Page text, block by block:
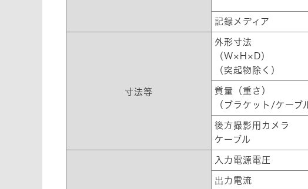
記録メディア
寸法等
外形寸法
（W×H×D）
（突起物除く）
質量（重さ）
（ブラケット/ケーブ
後方撮影用カメラ
ケーブル
入力電源電圧
出力電流